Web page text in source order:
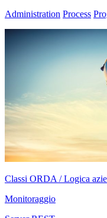
Administration Process
Classi ORDA / Logica
Monitoraggio